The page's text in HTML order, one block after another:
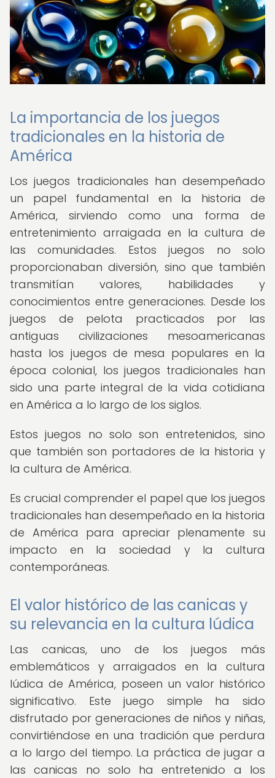
La importancia de los juegos
tradicionales en la historia de
América
Los juegos tradicionales han desempeñado
un papel fundamental en la historia de
América, sirviendo como una forma de
entretenimiento arraigada en la cultura de
las comunidades. Estos juegos no solo
proporcionaban diversión, sino que también
transmitían valores, habilidades y
conocimientos entre generaciones. Desde los
juegos de pelota practicados por las
antiguas civilizaciones mesoamericanas
hasta los juegos de mesa populares en la
época colonial, los juegos tradicionales han
sido una parte integral de la vida cotidiana
en América a lo largo de los siglos.
Estos juegos no solo son entretenidos, sino
que también son portadores de la historia y
la cultura de América.
Es crucial comprender el papel que los juegos
tradicionales han desempeñado en la historia
de América para apreciar plenamente su
impacto en la sociedad y la cultura
contemporáneas.
El valor histórico de las canicas y
su relevancia en la cultura lúdica
Las canicas, uno de los juegos más
emblemáticos y arraigados en la cultura
lúdica de América, poseen un valor histórico
significativo. Este juego simple ha sido
disfrutado por generaciones de niños y niñas,
convirtiéndose en una tradición que perdura
a lo largo del tiempo. La práctica de jugar a
las canicas no solo ha entretenido a los